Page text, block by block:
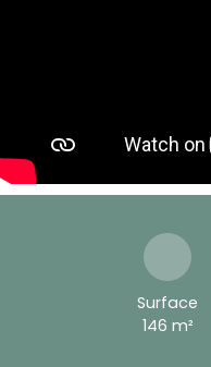
Surface
146 m²